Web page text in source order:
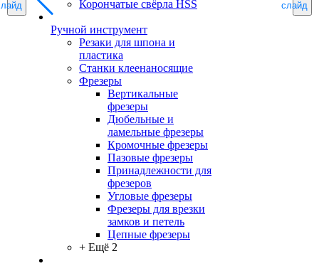
Корончатые свёрла HSS
Ручной инструмент
Резаки для шпона и
пластика
Станки клеенаносящие
Фрезеры
Вертикальные
фрезеры
Дюбельные и
ламельные фрезеры
Кромочные фрезеры
Пазовые фрезеры
Принадлежности для
фрезеров
Угловые фрезеры
Фрезеры для врезки
замков и петель
Цепные фрезеры
+ Ещё 2
слайд